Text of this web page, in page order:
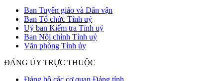
Ban Tuyên giáo và Dân vận
Ban Tổ chức Tỉnh uỷ
Uỷ ban Kiểm tra Tỉnh uỷ
Ban Nội chính Tỉnh uỷ
Văn phòng Tỉnh ủy
ĐẢNG ỦY TRỰC THUỘC
Đảng bộ các cơ quan Đảng tỉnh